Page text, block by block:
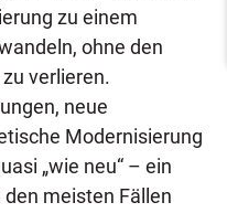
zu einem
ohne den
verlieren.
neue
Modernisierung
„wie neu“ – ein
meisten Fällen